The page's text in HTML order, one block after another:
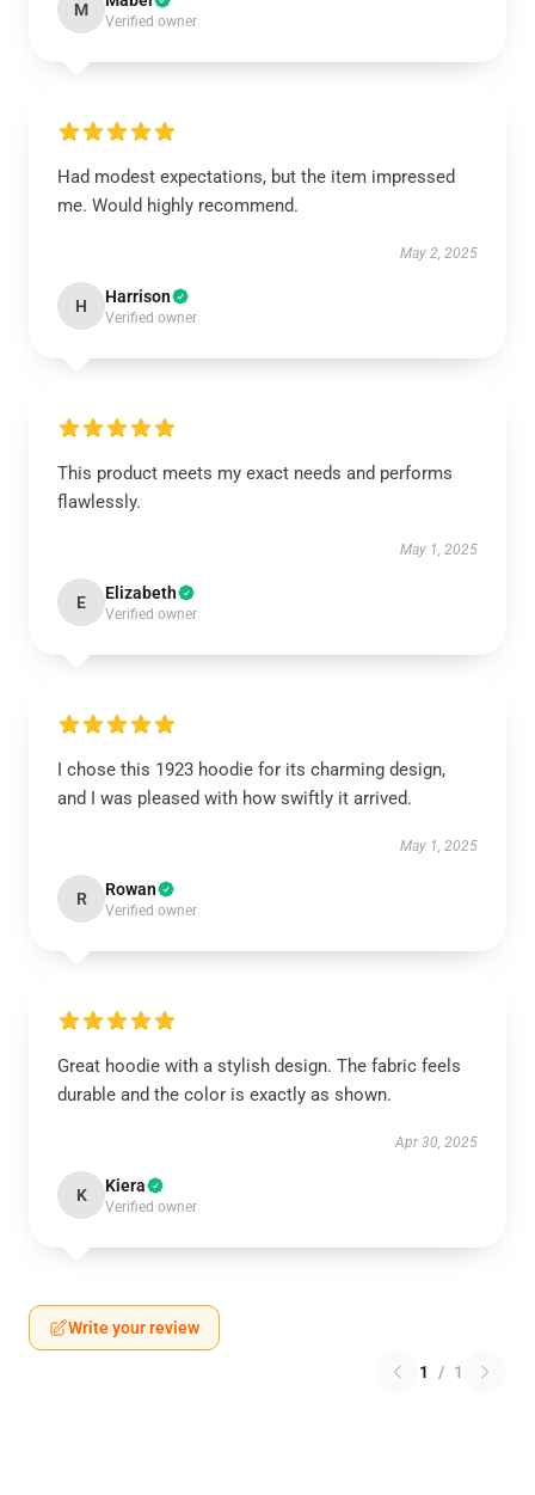
M
Verified owner
Had modest expectations, but the item impressed
me. Would highly recommend.
May 2, 2025
H Harrison
Verified owner
This product meets my exact needs and performs
flawlessly.
May 1, 2025
E Elizabeth
Verified owner
I chose this 1923 hoodie for its charming design,
and I was pleased with how swiftly it arrived.
May 1, 2025
R Rowan
Verified owner
Great hoodie with a stylish design. The fabric feels
durable and the color is exactly as shown.
Apr 30, 2025
K Kiera
Verified owner
Write your review
1 / 1